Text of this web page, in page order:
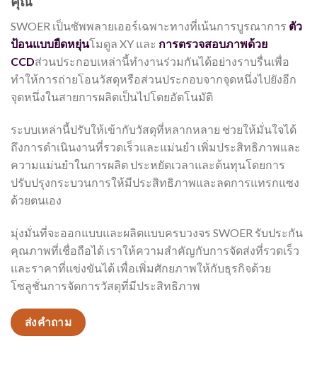
SWOER เป็นซัพพลายเออร์เฉพาะทางที่เน้นการบูรณาการ ตัว
ป้อนแบบยืดหยุ่นโมดูล XY และ การตรวจสอบภาพด้วย
CCDส่วนประกอบเหล่านี้ทำงานร่วมกันได้อย่างราบรื่นเพื่อ
ทำให้การถ่ายโอนวัสดุหรือส่วนประกอบจากจุดหนึ่งไปยังอีก
จุดหนึ่งในสายการผลิตเป็นไปโดยอัตโนมัติ
ระบบเหล่านี้ปรับให้เข้ากับวัสดุที่หลากหลาย ช่วยให้มั่นใจได้
ถึงการดำเนินงานที่รวดเร็วและแม่นยำ เพิ่มประสิทธิภาพและ
ความแม่นยำในการผลิต ประหยัดเวลาและต้นทุนโดยการ
ปรับปรุงกระบวนการให้มีประสิทธิภาพและลดการแทรกแซง
ด้วยตนเอง
มุ่งมั่นที่จะออกแบบและผลิตแบบครบวงจร SWOER รับประกัน
คุณภาพที่เชื่อถือได้ เราให้ความสำคัญกับการจัดส่งที่รวดเร็ว
และราคาที่แข่งขันได้ เพื่อเพิ่มศักยภาพให้กับธุรกิจด้วย
โซลูชั่นการจัดการวัสดุที่มีประสิทธิภาพ
ส่งคำถาม